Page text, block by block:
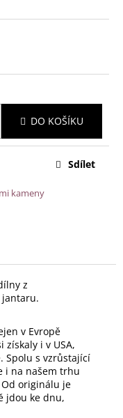
DO KOŠÍKU
kameny
Sdílet
z
jantaru.
v Evropě
i v USA,
Spolu s vzrůstající
i na našem trhu
originálu je
jdou ke dnu,